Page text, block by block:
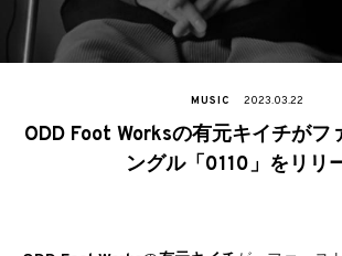
MUSIC 2023.03.22
ODD Foot Worksの有元キイチがフ
ングル「0110」をリリ